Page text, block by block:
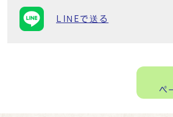
LINEで送る
ペ